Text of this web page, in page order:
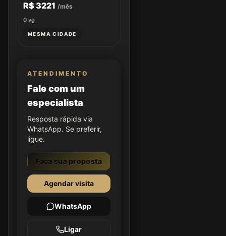
R$ 3221 /mês
0 vg
MESMA CIDADE
ATENDIMENTO
Fale com um
especialista
Resposta rápida via
WhatsApp. Se preferir,
ligue.
Faça sua proposta
Agendar visita
WhatsApp
Ligar